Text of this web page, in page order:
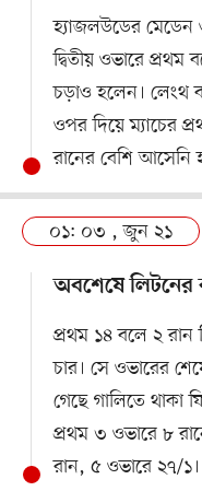
হ্যাজলউডের মেডেন
দ্বিতীয় ওভারে প্রথম
চড়াও হলেন। লেংথ
ওপর দিয়ে ম্যাচের
রানের বেশি আসেনি
০১: ০৩ , জুন ২১
অবশেষে লিটনের
প্রথম ১৪ বলে ২ রান
চার। সে ওভারের
গেছে গালিতে থাকা
প্রথম ৩ ওভারে ৮
রান, ৫ ওভারে ২৭/১।